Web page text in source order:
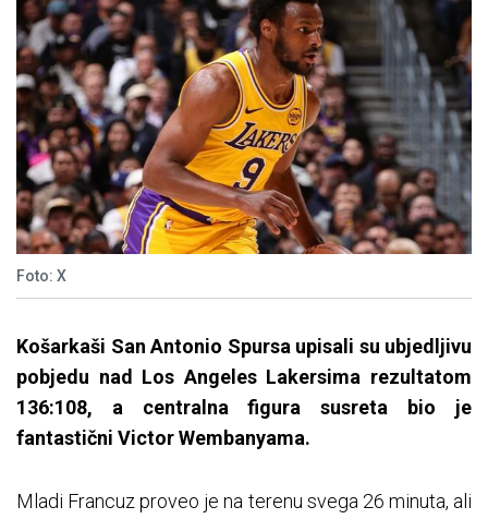
Foto: X
Košarkaši San Antonio Spursa upisali su ubjedljivu
pobjedu nad Los Angeles Lakersima rezultatom
136:108, a centralna figura susreta bio je
fantastični Victor Wembanyama.
Mladi Francuz proveo je na terenu svega 26 minuta, ali